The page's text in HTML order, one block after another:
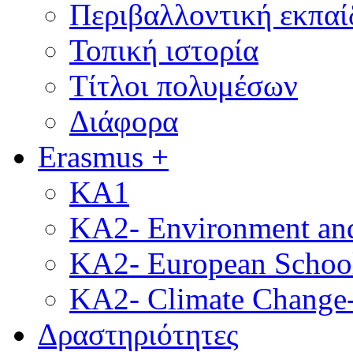
Περιβαλλοντική
Τοπική ιστορία
Τίτλοι πολυμέσων
Διάφορα
Erasmus +
KA1
KA2- Environment
KA2- European
KA2- Climate
Δραστηριότητες